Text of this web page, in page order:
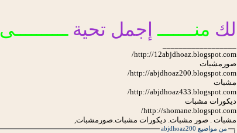
لك منـــــــإجمل تحيةــــــــــى
http://12abjdhoaz.blogspot.com/
صورمشبات
http://abjdhoaz200.blogspot.com/
مشبات
http://abjdhoaz433.blogspot.com/
ديكورات مشبات
http://shomane.blogspot.com/
مشبات . صور مشبات. ديكورات مشبات.صورمشبات,
من مواضيع abjdhoaz200